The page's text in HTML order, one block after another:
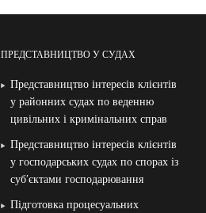
ПРЕДСТАВНИЦТВО У СУДАХ
Представництво інтересів клієнтів
у районних судах по веденню
цивільних і кримінальних справ
Представництво інтересів клієнтів
у господарських судах по спорах із
суб′єктами господарювання
Підготовка процесуальних